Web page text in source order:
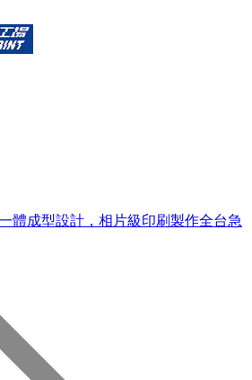
體成型設計，相片級印刷製作全台急